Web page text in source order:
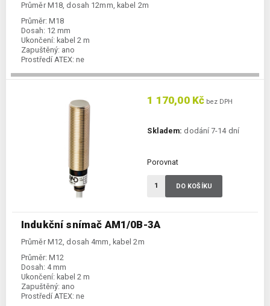
Průměr M18, dosah 12mm, kabel 2m
Průměr: M18
Dosah: 12 mm
Ukončení: kabel 2 m
Zapuštěný: ano
Prostředí ATEX: ne
Indukční snímač AM1/0B-3A
Průměr M12, dosah 4mm, kabel 2m
Průměr: M12
Dosah: 4 mm
Ukončení: kabel 2 m
Zapuštěný: ano
Prostředí ATEX: ne
1 170,00 Kč bez DPH
Skladem: dodání 7-14 dní
Porovnat
DO KOŠÍKU